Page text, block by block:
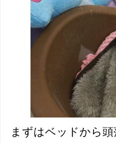
まずはベッドから